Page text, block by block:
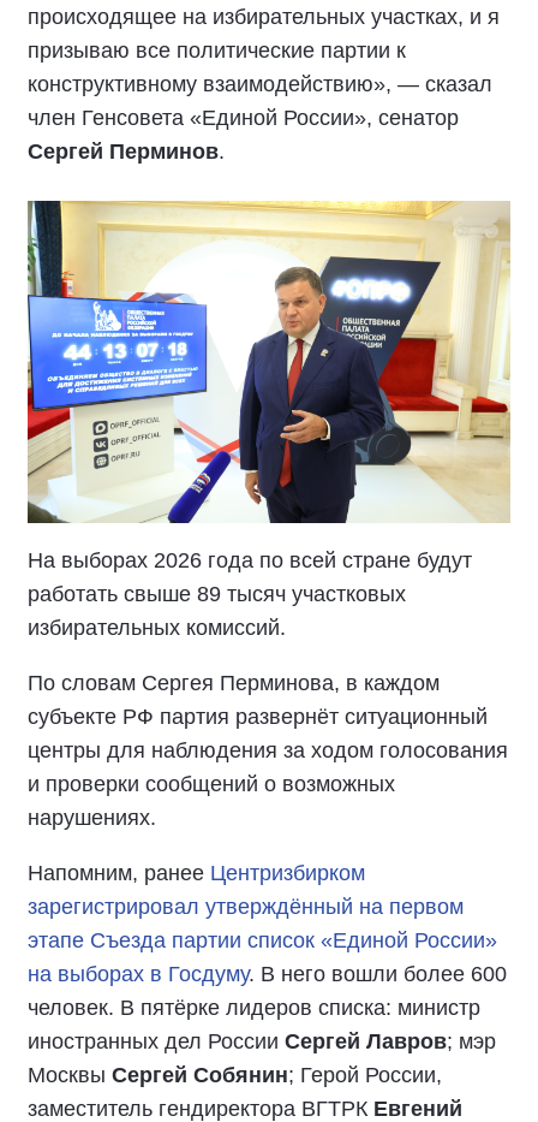
происходящее на избирательных участках, и я
призываю все политические партии к
конструктивному взаимодействию», — сказал
член Генсовета «Единой России», сенатор
Сергей Перминов.
На выборах 2026 года по всей стране будут
работать свыше 89 тысяч участковых
избирательных комиссий.
По словам Сергея Перминова, в каждом
субъекте РФ партия развернёт ситуационный
центры для наблюдения за ходом голосования
и проверки сообщений о возможных
нарушениях.
Напомним, ранее Центризбирком
зарегистрировал утверждённый на первом
этапе Съезда партии список «Единой России»
на выборах в Госдуму. В него вошли более 600
человек. В пятёрке лидеров списка: министр
иностранных дел России Сергей Лавров; мэр
Москвы Сергей Собянин; Герой России,
заместитель гендиректора ВГТРК Евгений